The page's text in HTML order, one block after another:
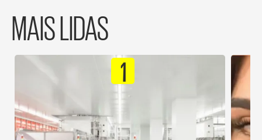
MAIS LIDAS
1